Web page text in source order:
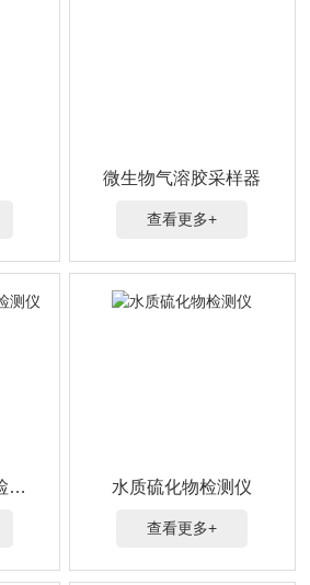
微生物气溶胶采样器
查看更多+
手持式硫化物快速检测仪 水质硫化物检测仪
查看更多+